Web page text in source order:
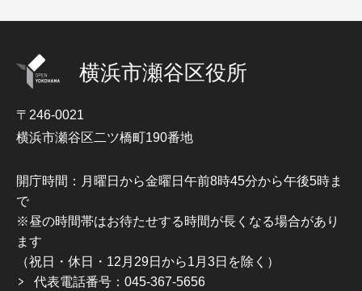
横浜市瀬谷区役所
〒246-0021
横浜市瀬谷区二ツ橋町190番地
開庁時間：月曜日から金曜日午前8時45分から午後5時ま
で
※昼の時間帯はお待たせする時間が長くなる場合があり
ます
（祝日・休日・12月29日から1月3日を除く）
代表電話番号：045-367-5656